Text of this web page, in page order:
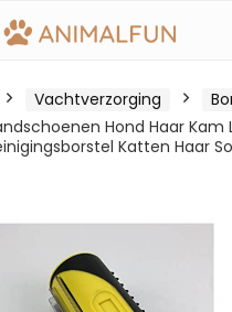
Vachtverzorging
Hond Haar Kam
Katten Haar